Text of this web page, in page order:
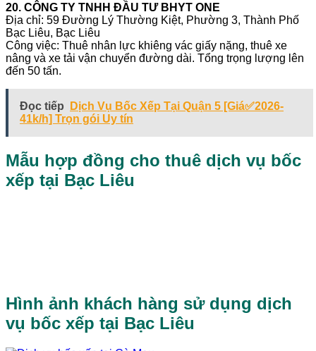
20. CÔNG TY TNHH ĐẦU TƯ BHYT ONE
Địa chỉ: 59 Đường Lý Thường Kiệt, Phường 3, Thành Phố
Bạc Liêu, Bạc Liêu
Công việc: Thuê nhân lực khiêng vác giấy nặng, thuê xe
nâng và xe tải vận chuyển đường dài. Tổng trọng lượng lên
đến 50 tấn.
Đọc tiếp
Dịch Vụ Bốc Xếp Tại Quận 5 [Giá✅2026-
41k/h] Trọn gói Uy tín
Mẫu hợp đồng cho thuê dịch vụ bốc
xếp tại Bạc Liêu
Hình ảnh khách hàng sử dụng dịch
vụ bốc xếp tại Bạc Liêu